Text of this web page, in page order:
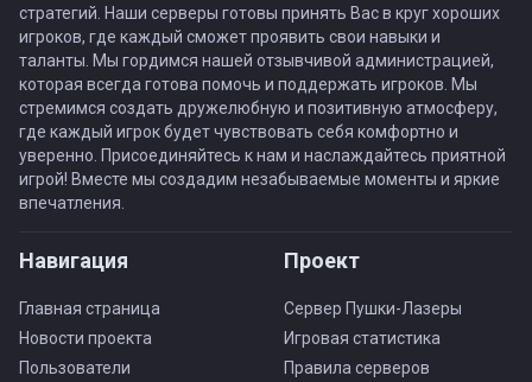
стратегий. Наши серверы готовы принять Вас в круг хороших
игроков, где каждый сможет проявить свои навыки и
таланты. Мы гордимся нашей отзывчивой администрацией,
которая всегда готова помочь и поддержать игроков. Мы
стремимся создать дружелюбную и позитивную атмосферу,
где каждый игрок будет чувствовать себя комфортно и
уверенно. Присоединяйтесь к нам и наслаждайтесь приятной
игрой! Вместе мы создадим незабываемые моменты и яркие
впечатления.
Навигация
Главная страница
Новости проекта
Пользователи
Проект
Сервер Пушки-Лазеры
Игровая статистика
Правила серверов